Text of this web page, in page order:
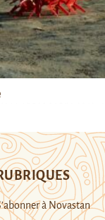
à Novastan